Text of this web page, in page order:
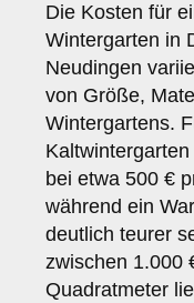
Die Kosten für
Wintergarten in
Neudingen
von Größe,
Wintergartens.
bei etwa 500 €
während ein
deutlich teurer
zwischen 1.000
Quadratmeter